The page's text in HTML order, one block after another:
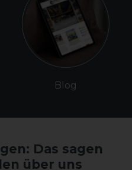
Blog
Das sagen
über uns